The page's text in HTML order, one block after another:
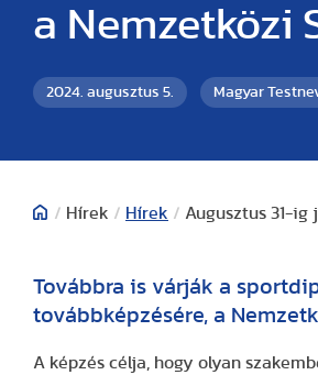
a Nemzetközi
2024. augusztus 5. Magyar
/ Hírek / Hírek / Augusztus 31-
Továbbra is várják a
továbbképzésére, a
A képzés célja, hogy olyan